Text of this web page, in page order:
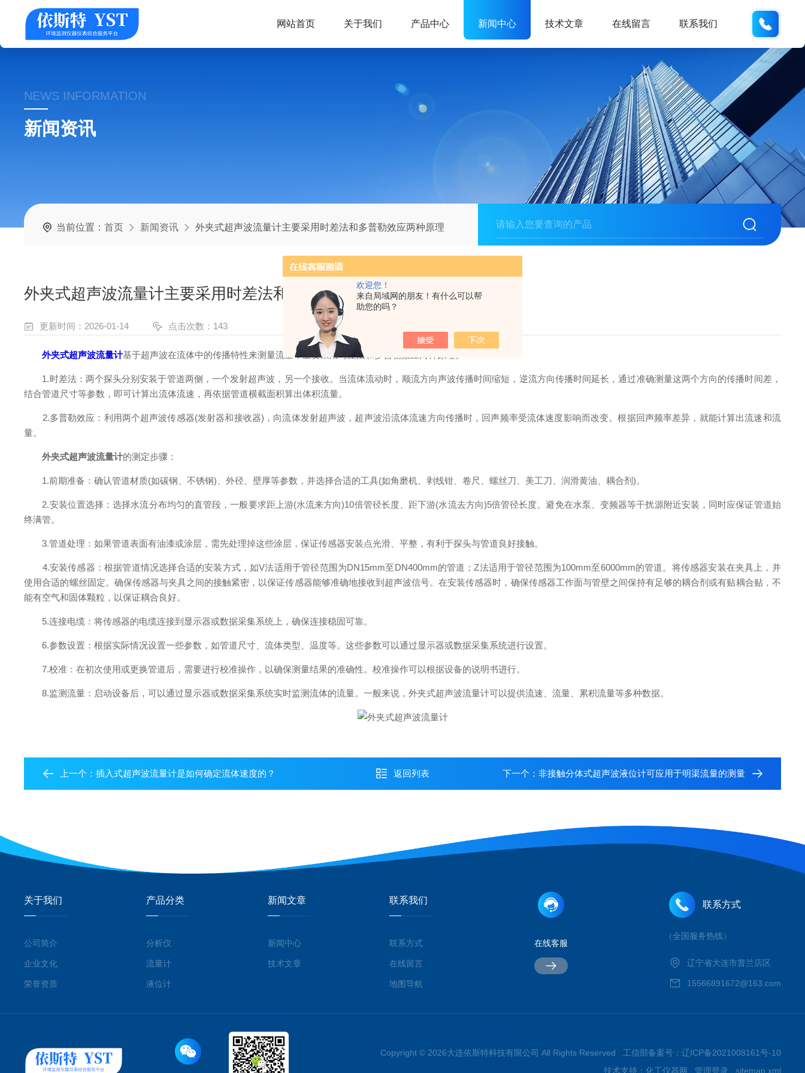
欢迎您！
来自局域网的朋友！有什么可以帮
助您的吗？
网站首页 关于我们 产品中心 新闻中心 技术文章 在线留言 联系我们
NEWS INFORMATION
新闻资讯
当前位置：首页 新闻资讯 外夹式超声波流量计主要采用时差法和多普勒效应两种原理
外夹式超声波流量计主要采用时差法和多普勒效应两种原理
更新时间：2026-01-14 点击次数：143
外夹式超声波流量计基于超声波在流体中的传播特性来测量流量，主要采用时差法和多普勒效应两种原理。
1.时差法：两个探头分别安装于管道两侧，一个发射超声波，另一个接收。当流体流动时，顺流方向声波传播时间缩短，逆流方向传播时间延长，通过准确测量这两个方向的传播时间差，
结合管道尺寸等参数，即可计算出流体流速，再依据管道横截面积算出体积流量。
2.多普勒效应：利用两个超声波传感器(发射器和接收器)，向流体发射超声波，超声波沿流体流速方向传播时，回声频率受流体速度影响而改变。根据回声频率差异，就能计算出流速和流
量。
外夹式超声波流量计的测定步骤：
1.前期准备：确认管道材质(如碳钢、不锈钢)、外径、壁厚等参数，并选择合适的工具(如角磨机、剥线钳、卷尺、螺丝刀、美工刀、润滑黄油、耦合剂)。
2.安装位置选择：选择水流分布均匀的直管段，一般要求距上游(水流来方向)10倍管径长度、距下游(水流去方向)5倍管径长度。避免在水泵、变频器等干扰源附近安装，同时应保证管道始
终满管。
3.管道处理：如果管道表面有油漆或涂层，需先处理掉这些涂层，保证传感器安装点光滑、平整，有利于探头与管道良好接触。
4.安装传感器：根据管道情况选择合适的安装方式，如V法适用于管径范围为DN15mm至DN400mm的管道；Z法适用于管径范围为100mm至6000mm的管道。将传感器安装在夹具上，并
使用合适的螺丝固定。确保传感器与夹具之间的接触紧密，以保证传感器能够准确地接收到超声波信号。在安装传感器时，确保传感器工作面与管壁之间保持有足够的耦合剂或有贴耦合贴，不
能有空气和固体颗粒，以保证耦合良好。
5.连接电缆：将传感器的电缆连接到显示器或数据采集系统上，确保连接稳固可靠。
6.参数设置：根据实际情况设置一些参数，如管道尺寸、流体类型、温度等。这些参数可以通过显示器或数据采集系统进行设置。
7.校准：在初次使用或更换管道后，需要进行校准操作，以确保测量结果的准确性。校准操作可以根据设备的说明书进行。
8.监测流量：启动设备后，可以通过显示器或数据采集系统实时监测流体的流量。一般来说，外夹式超声波流量计可以提供流速、流量、累积流量等多种数据。
上一个：插入式超声波流量计是如何确定流体速度的？ 返回列表 下一个： 非接触分体式超声波液位计可应用于明渠流量的测量
关于我们
公司简介
企业文化
荣誉资质
产品分类
分析仪
流量计
液位计
新闻文章
新闻中心
技术文章
联系我们
联系方式
在线留言
地图导航
在线客服
联系方式
（全国服务热线）
辽宁省大连市普兰店区
15566891672@163.com
Copyright © 2026大连依斯特科技有限公司 All Rights Reserved 工信部备案号： 辽ICP备2021008161号-10
技术支持： 化工仪器网 管理登录 sitemap.xml